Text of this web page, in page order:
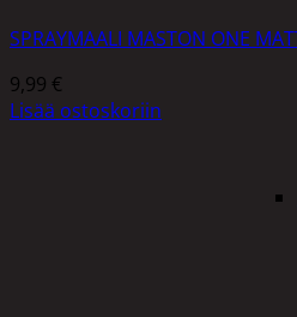
SPRAYMAALI MASTON ONE
9,99 €
Lisää ostoskoriin